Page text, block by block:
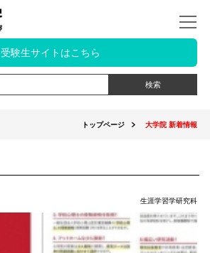
受験生サイトはこちら
トップページ 大学院 新着情報
生涯学習学研究科